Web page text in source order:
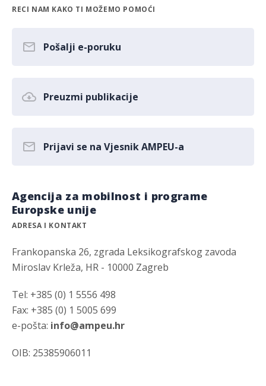
RECI NAM KAKO TI MOŽEMO POMOĆI
Pošalji e-poruku
Preuzmi publikacije
Prijavi se na Vjesnik AMPEU-a
Agencija za mobilnost i programe
Europske unije
ADRESA I KONTAKT
Frankopanska 26, zgrada Leksikografskog zavoda
Miroslav Krleža, HR - 10000 Zagreb
Tel: +385 (0) 1 5556 498
Fax: +385 (0) 1 5005 699
e-pošta: info@ampeu.hr
OIB: 25385906011